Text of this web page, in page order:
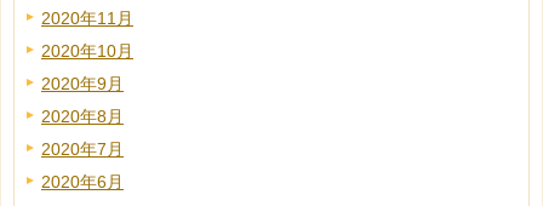
2020年11月
2020年10月
2020年9月
2020年8月
2020年7月
2020年6月